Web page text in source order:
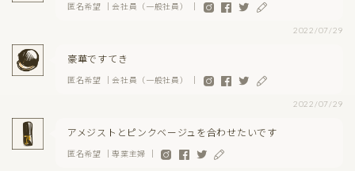
匿名希望 ｜会社員（一般社員） ｜
2022/07/29
豪華ですてき
匿名希望 ｜会社員（一般社員） ｜
2022/07/29
アメジストとピンクベージュを合わせたいです
匿名希望 ｜専業主婦 ｜